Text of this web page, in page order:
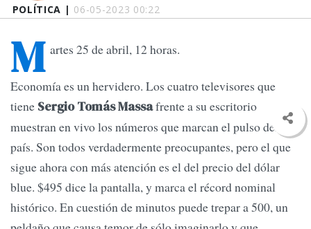
POLÍTICA | 06-05-2023 00:22
M artes 25 de abril, 12 horas.
Economía es un hervidero. Los cuatro televisores que
tiene Sergio Tomás Massafrente a su escritorio
muestran en vivo los números que marcan el pulso del
país. Son todos verdadermente preocupantes, pero el que
sigue ahora con más atención es el del precio del dólar
blue. $495 dice la pantalla, y marca el récord nominal
histórico. En cuestión de minutos puede trepar a 500, un